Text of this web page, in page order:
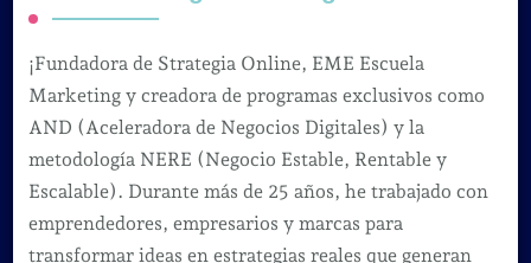
¡Fundadora de Strategia Online, EME Escuela
Marketing y creadora de programas exclusivos como
AND (Aceleradora de Negocios Digitales) y la
metodología NERE (Negocio Estable, Rentable y
Escalable). Durante más de 25 años, he trabajado con
emprendedores, empresarios y marcas para
transformar ideas en estrategias reales que generan